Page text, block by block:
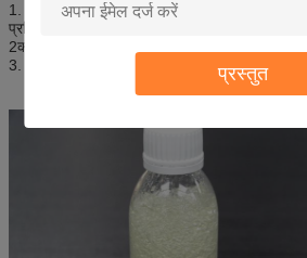
प्रस्तुत
1. अच्छा नमक और क्षार प्रतिरोध, कठोर पानी और गर्मी
प्रतिरोध।
2कपड़े को नरम, शराबी, चिकनी और लोचदार लचीलापन
3. कम पीलापन और सफेद कपड़े के लिए कोई रंग परिवर्तन